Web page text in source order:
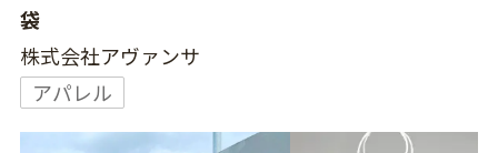
袋
株式会社アヴァンサ
アパレル